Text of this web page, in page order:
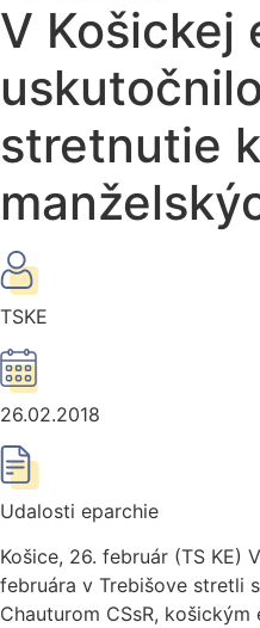
V Košickej
stretnutie
TSKE
26.02.2018
Udalosti eparchie
Košice, 26. február (TS KE)
februára v Trebišove stretli
Chauturom CSsR,